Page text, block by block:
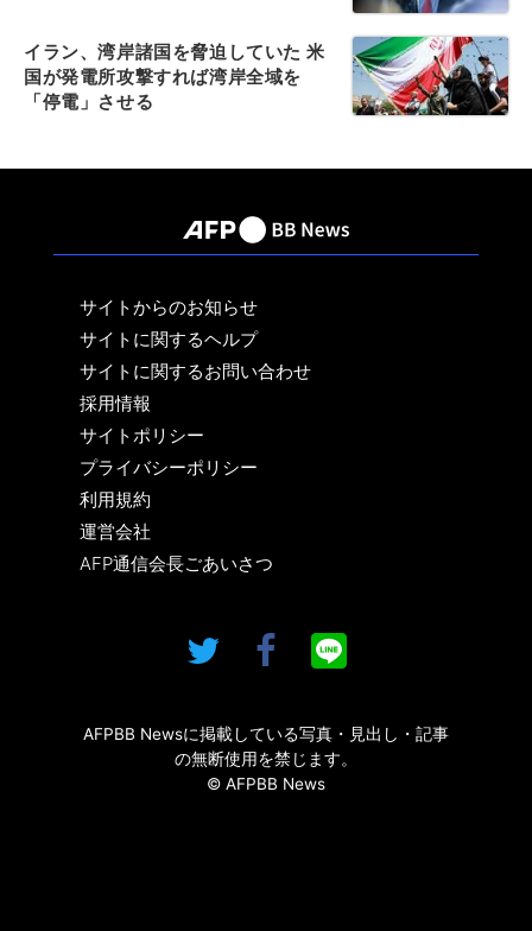
イラン、湾岸諸国を脅迫していた 米
国が発電所攻撃すれば湾岸全域を
「停電」させる
サイトからのお知らせ
サイトに関するヘルプ
サイトに関するお問い合わせ
採用情報
サイトポリシー
プライバシーポリシー
利用規約
運営会社
AFP通信会長ごあいさつ
AFPBB Newsに掲載している写真・見出し・記事
の無断使用を禁じます。
© AFPBB News